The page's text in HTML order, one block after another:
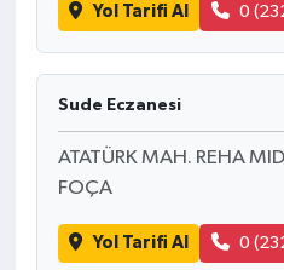
Yol Tarifi Al 0
Sude Eczanesi
ATATÜRK MAH. REHA
FOÇA
Yol Tarifi Al 0